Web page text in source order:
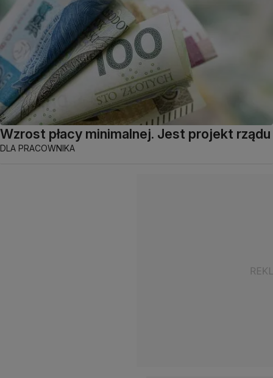
Wzrost płacy minimalnej. Jest projekt rządu
DLA PRACOWNIKA